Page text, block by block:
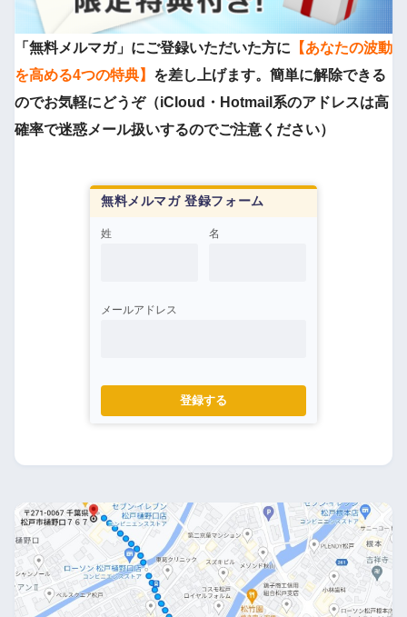
「無料メルマガ」にご登録いただいた方に 【あなたの波動
を高める4つの特典】 を差し上げます。簡単に解除できる
のでお気軽にどうぞ（iCloud・Hotmail系のアドレスは高
確率で迷惑メール扱いするのでご注意ください）
無料メルマガ 登録フォーム
姓 名
メールアドレス
登録する